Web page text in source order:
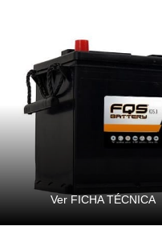
Ver FICHA TÉCNICA